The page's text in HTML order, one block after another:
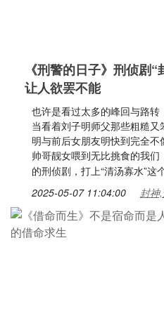
《刑警的日子》刑侦剧
让人欲罢不能
也许是看过太多的峰回与路转
当看着刘子明师父那些粗糙
明与前后女朋友明快到完全
帅哥靓女喂到无比挑食的我
的刑侦剧，打上“清汤寡水”这
2025-05-07 11:04:00 封神